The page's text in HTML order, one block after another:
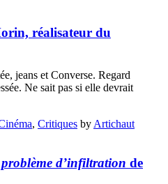
réalisateur du
jeans et Converse. Regard
Ne sait pas si elle devrait
, Critiques by Artichaut
d’infiltration de